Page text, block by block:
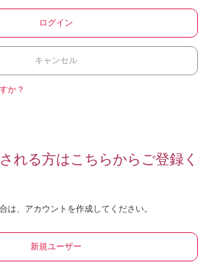
ログイン
キャンセル
か？
れる方はこちらからご登録く
は、アカウントを作成してください。
新規ユーザー